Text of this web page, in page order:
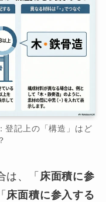
登記上の「構造」はど
は、「 床面積に参
床面積に参入する